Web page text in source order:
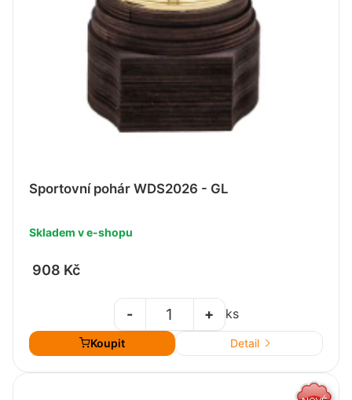
Sportovní pohár WDS2026 - GL
Skladem v e-shopu
908 Kč
+
- ks
Koupit Detail